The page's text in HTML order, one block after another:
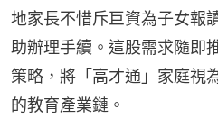
地家長不惜斥巨資為子女報
助辦理手續。這股需求隨即
策略，將「高才通」家庭視
的教育產業鏈。